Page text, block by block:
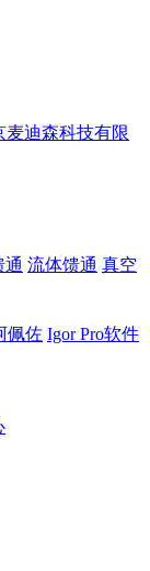
通 流体馈通 真空
佩佐 Igor Pro软件